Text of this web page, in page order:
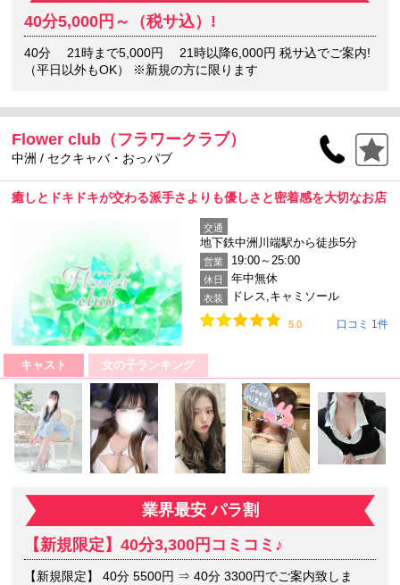
40分5,000円～（税サ込）!
40分 21時まで5,000円 21時以降6,000円 税サ込でご案内!
（平日以外もOK） ※新規の方に限ります
Flower club（フラワークラブ）
中洲 / セクキャバ・おっパブ
癒しとドキドキが交わる派手さよりも優しさと密着感を大切なお店
交通
地下鉄中洲川端駅から徒歩5分
営業 19:00～25:00
休日 年中無休
衣装 ドレス,キャミソール
5.0 口コミ 1件
キャスト 女の子ランキング
業界最安 パラ割
【新規限定】40分3,300円コミコミ♪
【新規限定】 40分 5500円 ⇒ 40分 3300円でご案内致しま